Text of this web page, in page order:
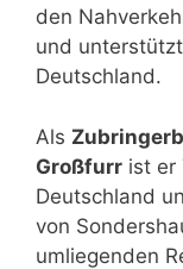
den
und
Deutschland.
Als
Großfurr ist er
Deutschland
von
umliegenden